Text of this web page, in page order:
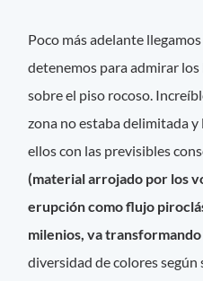
Poco más adelante
detenemos para admirar
sobre el piso rocoso.
zona no estaba delimitada
ellos con las previsibles
(material arrojado por los
erupción como flujo
milenios, va
diversidad de colores